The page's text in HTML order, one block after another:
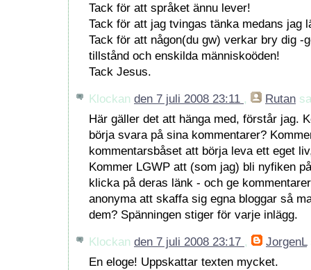
Tack för att språket ännu lever!
Tack för att jag tvingas tänka medans jag
Tack för att någon(du gw) verkar bry dig -
tillstånd och enskilda människoöden!
Tack Jesus.
Klockan den 7 juli 2008 23:11 , Rutan
Här gäller det att hänga med, förstår jag.
börja svara på sina kommentarer?
kommentarsbåset att börja leva ett eget
Kommer LGWP att (som jag) bli nyfiken
klicka på deras länk - och ge
anonyma att skaffa sig egna bloggar så
dem? Spänningen stiger för varje inlägg.
Klockan den 7 juli 2008 23:17 , JorgenL
En eloge! Uppskattar texten mycket.